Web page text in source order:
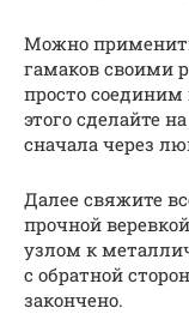
Можно
гамаков своими
просто соединим
этого сделайте
сначала через
Далее свяжите
прочной
узлом к
с обратной
закончено.